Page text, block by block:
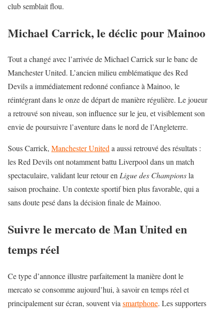
club semblait flou.
Michael Carrick, le déclic pour Mainoo
Tout a changé avec l’arrivée de Michael Carrick sur le banc de
Manchester United. L’ancien milieu emblématique des Red
Devils a immédiatement redonné confiance à Mainoo, le
réintégrant dans le onze de départ de manière régulière. Le joueur
a retrouvé son niveau, son influence sur le jeu, et visiblement son
envie de poursuivre l’aventure dans le nord de l’Angleterre.
Sous Carrick, Manchester Uniteda aussi retrouvé des résultats :
les Red Devils ont notamment battu Liverpool dans un match
spectaculaire, validant leur retour enLigue des Championsla
saison prochaine. Un contexte sportif bien plus favorable, qui a
sans doute pesé dans la décision finale de Mainoo.
Suivre le mercato de Man United en
temps réel
Ce type d’annonce illustre parfaitement la manière dont le
mercato se consomme aujourd’hui, à savoir en temps réel et
principalement sur écran, souvent viasmartphone. Les supporters